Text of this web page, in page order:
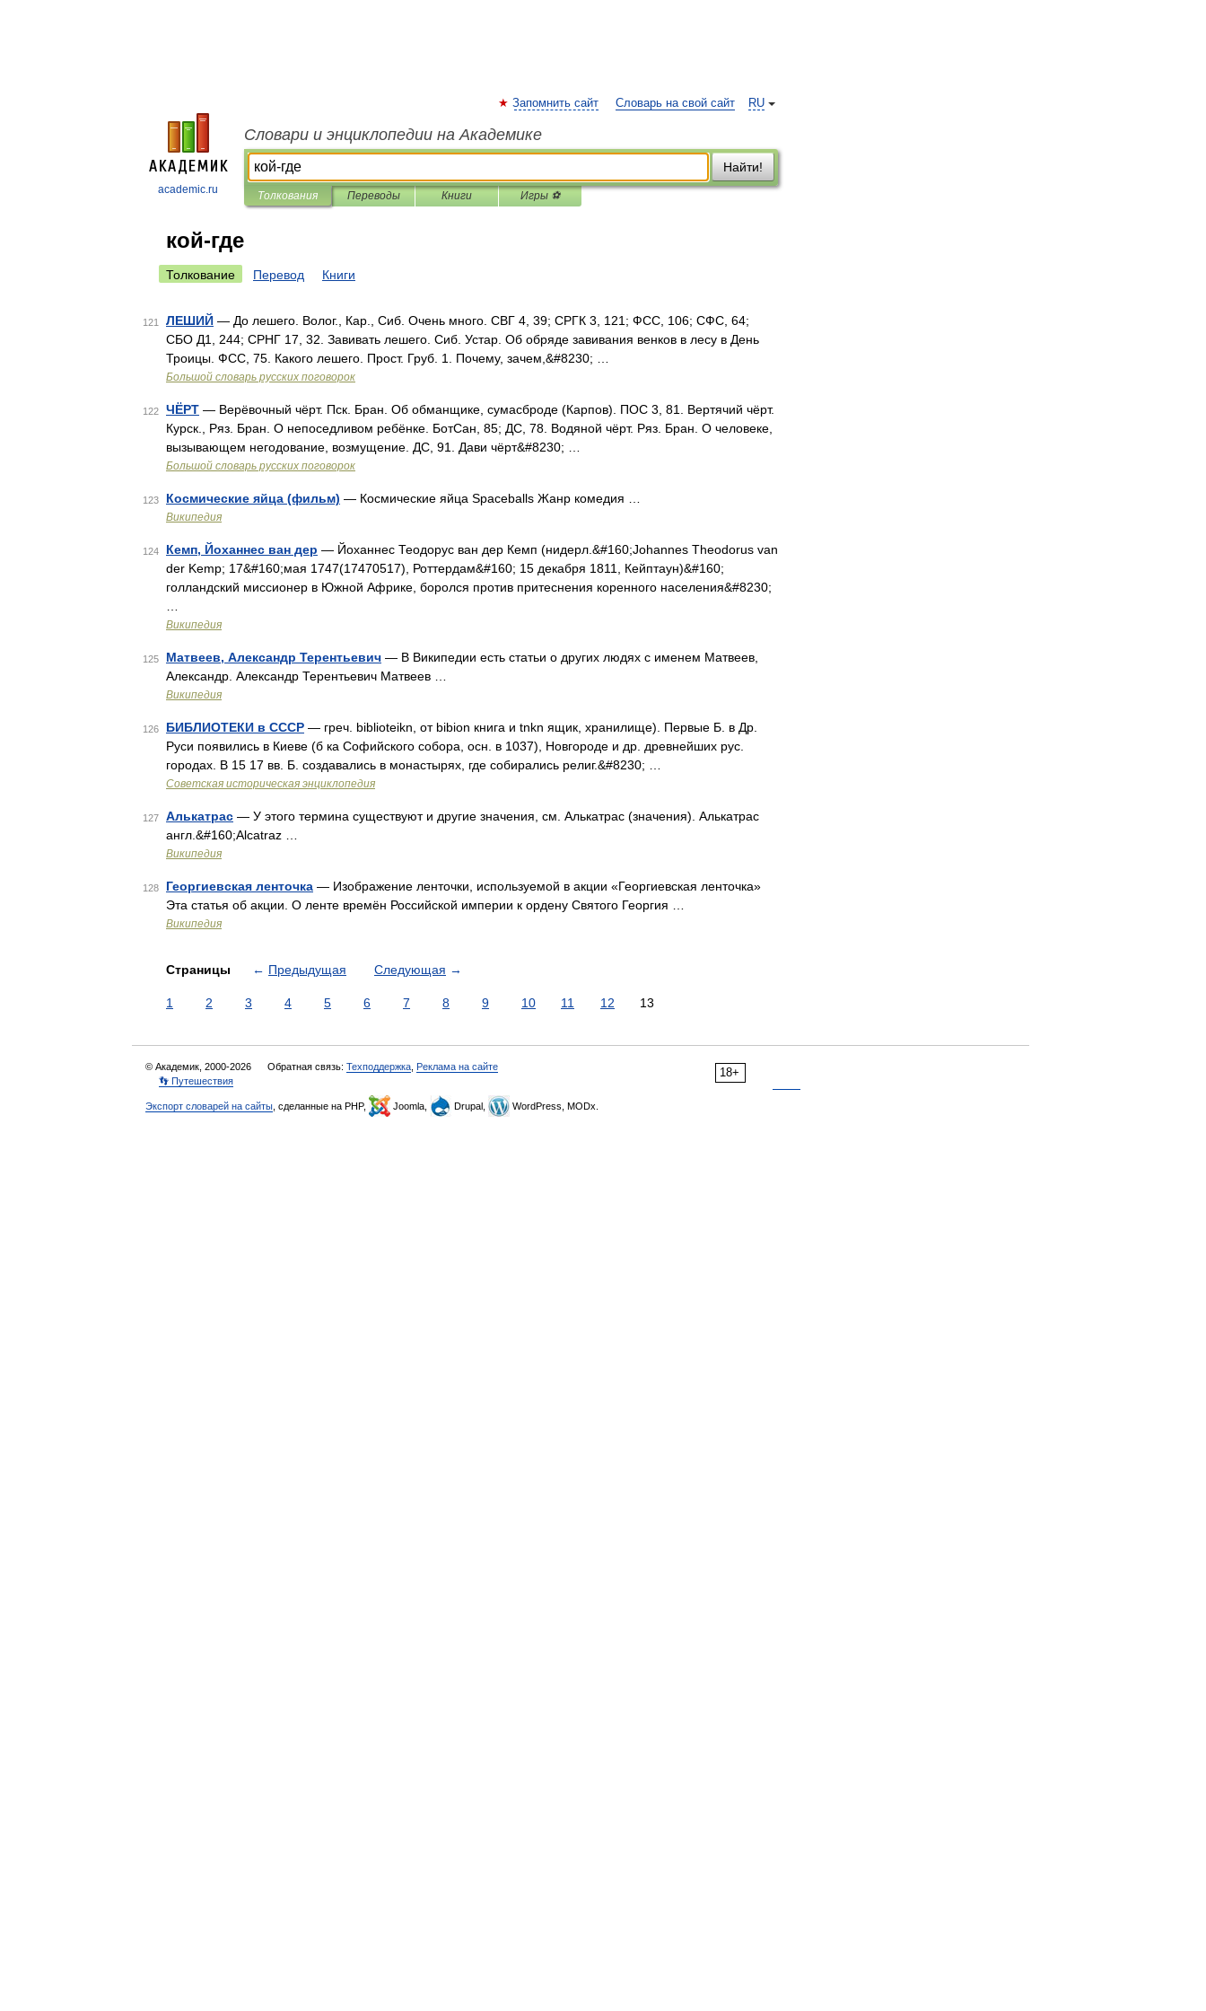
academic.ru
RU
Запомнить сайт Словарь на свой сайт
Словари и энциклопедии на Академике
Найти!
Толкования Переводы Книги Игры ⚽
кой-где
Толкование Перевод Книги
121 ЛЕШИЙ — До лешего. Волог., Кар., Сиб. Очень много. СВГ 4, 39; СРГК 3, 121; ФСС, 106; СФС, 64;
СБО Д1, 244; СРНГ 17, 32. Завивать лешего. Сиб. Устар. Об обряде завивания венков в лесу в День
Троицы. ФСС, 75. Какого лешего. Прост. Груб. 1. Почему, зачем,&#8230; …
Большой словарь русских поговорок
122 ЧЁРТ — Верёвочный чёрт. Пск. Бран. Об обманщике, сумасброде (Карпов). ПОС 3, 81. Вертячий чёрт.
Курск., Ряз. Бран. О непоседливом ребёнке. БотСан, 85; ДС, 78. Водяной чёрт. Ряз. Бран. О человеке,
вызывающем негодование, возмущение. ДС, 91. Дави чёрт&#8230; …
Большой словарь русских поговорок
123 Космические яйца (фильм) — Космические яйца Spaceballs Жанр комедия …
Википедия
124 Кемп, Йоханнес ван дер — Йоханнес Теодорус ван дер Кемп (нидерл.&#160;Johannes Theodorus van
der Kemp; 17&#160;мая 1747(17470517), Роттердам&#160; 15 декабря 1811, Кейптаун)&#160;
голландский миссионер в Южной Африке, боролся против притеснения коренного населения&#8230;
Википедия
125 Матвеев, Александр Терентьевич — В Википедии есть статьи о других людях с именем Матвеев,
Александр. Александр Терентьевич Матвеев …
Википедия
126 БИБЛИОТЕКИ в СССР — греч. biblioteikn, от bibion книга и tnkn ящик, хранилище). Первые Б. в Др.
Руси появились в Киеве (б ка Софийского собора, осн. в 1037), Новгороде и др. древнейших рус.
городах. В 15 17 вв. Б. создавались в монастырях, где собирались религ.&#8230; …
Советская историческая энциклопедия
127 Алькатрас — У этого термина существуют и другие значения, см. Алькатрас (значения). Алькатрас
англ.&#160;Alcatraz …
Википедия
128 Георгиевская ленточка — Изображение ленточки, используемой в акции «Георгиевская ленточка»
Эта статья об акции. О ленте времён Российской империи к ордену Святого Георгия …
Википедия
Страницы ← Предыдущая Следующая →
1 2 3 4 5 6 7 8 9 10 11 12 13
18+
© Академик, 2000-2026 Обратная связь: Техподдержка Реклама на сайте
👣 Путешествия
Экспорт словарей на сайты , сделанные на PHP, Joomla, Drupal, WordPress, MODx.